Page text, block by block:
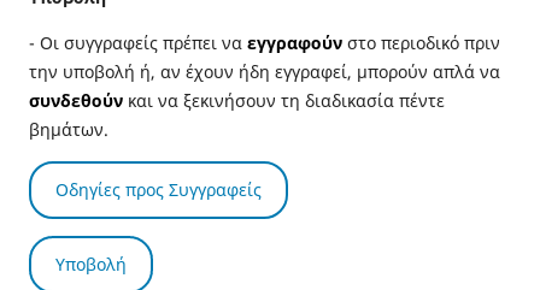
- Οι συγγραφείς πρέπει να εγγραφούν στο περιοδικό πριν
την υποβολή ή, αν έχουν ήδη εγγραφεί, μπορούν απλά να
συνδεθούνκαι να ξεκινήσουν τη διαδικασία πέντε
βημάτων.
Οδηγίες προς Συγγραφείς
Υποβολή